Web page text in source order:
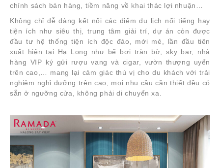
chính sách bán hàng, tiềm năng về khai thác lợi nhuận…
Không chỉ dễ dàng kết nối các điểm du lịch nổi tiếng hay
tiện ích như siêu thị, trung tâm giải trí, dự án còn được
đầu tư hệ thống tiện ích độc đáo, mới mẻ, lần đầu tiên
xuất hiện tại Hạ Long như bể bơi tràn bờ, sky bar, nhà
hàng VIP ký gửi rượu vang và cigar, vườn thượng uyển
trên cao,… mang lại cảm giác thú vị cho du khách với trải
nghiệm nghỉ dưỡng trên cao, mọi nhu cầu cần thiết đều có
sẵn ở ngưỡng cửa, không phải di chuyển xa.